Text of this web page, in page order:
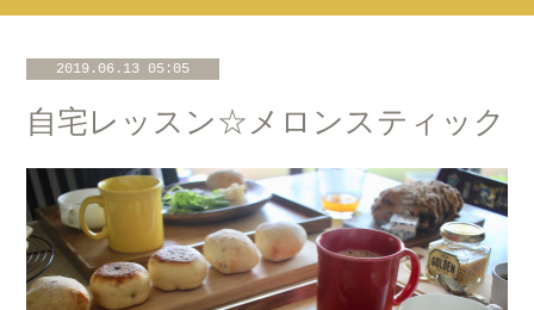
2019.06.13 05:05
自宅レッスン☆メロンスティック